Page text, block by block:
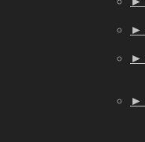
►
►
►